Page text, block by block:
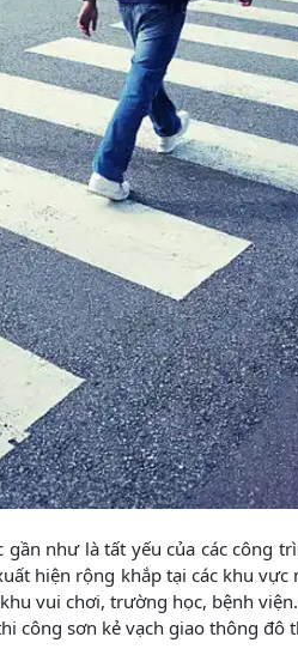
như là tất yếu của các công
hiện rộng khắp tại các khu
vui chơi, trường học, bệnh
công sơn kẻ vạch giao thông đô